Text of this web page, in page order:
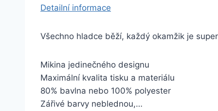
Detailní informace
Všechno hladce běží, každý okamžik je
Mikina jedinečného designu
Maximální kvalita tisku a materiálu
80% bavlna nebo 100% polyester
Zářivé barvy neblednou,…